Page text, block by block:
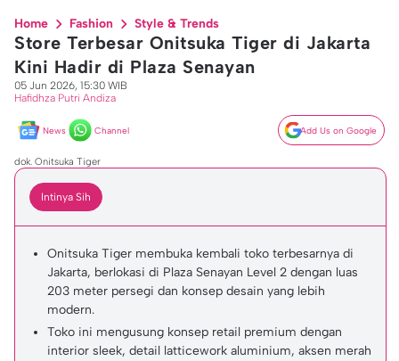
Home Fashion Style & Trends
Store Terbesar Onitsuka Tiger di Jakarta
Kini Hadir di Plaza Senayan
05 Jun 2026, 15:30 WIB
Hafidhza Putri Andiza
News Channel Add Us on Google
dok. Onitsuka Tiger
Intinya Sih
Onitsuka Tiger membuka kembali toko terbesarnya di
Jakarta, berlokasi di Plaza Senayan Level 2 dengan luas
203 meter persegi dan konsep desain yang lebih
modern.
Toko ini mengusung konsep retail premium dengan
interior sleek, detail latticework aluminium, aksen merah